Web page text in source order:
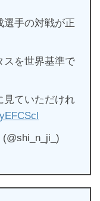
選手の対戦が正
スを世界基準で
見ていただけれ